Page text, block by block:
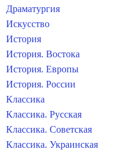
Драматургия
Искусство
История
История. Востока
История. Европы
История. России
Классика
Классика. Русская
Классика. Советская
Классика. Украинская